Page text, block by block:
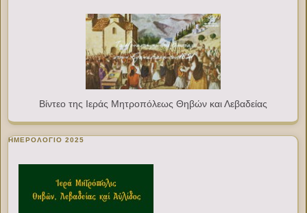
Βίντεο της Ιεράς Μητροπόλεως Θηβών και Λεβαδείας
ΗΜΕΡΟΛΟΓΙΟ 2025